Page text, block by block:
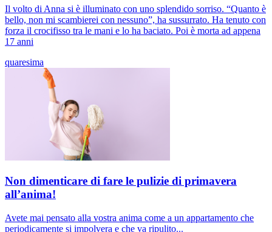
Il volto di Anna si è illuminato con uno splendido sorriso. “Quanto è
bello, non mi scambierei con nessuno”, ha sussurrato. Ha tenuto con
forza il crocifisso tra le mani e lo ha baciato. Poi è morta ad appena
17 anni
quaresima
Non dimenticare di fare le pulizie di primavera
all’anima!
Avete mai pensato alla vostra anima come a un appartamento che
periodicamente si impolvera e che va ripulito...